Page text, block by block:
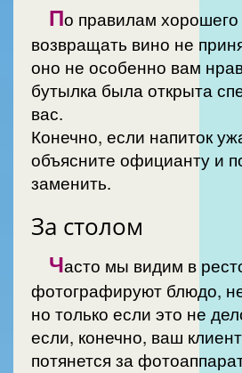
По правилам хорошего
возвращать вино не
оно не особенно вам
бутылка была открыта
вас.
Конечно, если напиток
объясните официанту и
заменить.
За столом
Часто мы видим в
фотографируют блюдо,
но только если это не
если, конечно, ваш
потянется за